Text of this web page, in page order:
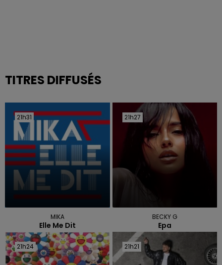
TITRES DIFFUSÉS
21h31
21h31
MIKA
Elle Me Dit
21h27
21h27
BECKY G
Epa
21h24
21h24 21h21
21h21